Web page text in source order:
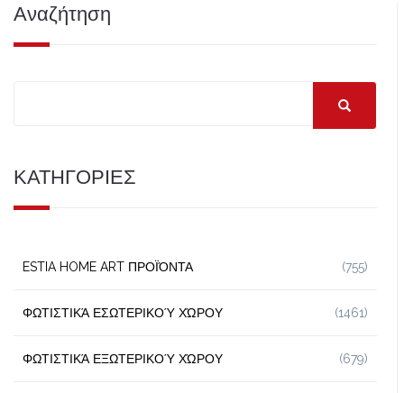
Αναζήτηση
ΚΑΤΗΓΟΡΙΕΣ
ESTIA HOME ART ΠΡΟΪΌΝΤΑ (755)
ΦΩΤΙΣΤΙΚΆ ΕΣΩΤΕΡΙΚΟΎ ΧΏΡΟΥ (1461)
ΦΩΤΙΣΤΙΚΆ ΕΞΩΤΕΡΙΚΟΎ ΧΏΡΟΥ (679)